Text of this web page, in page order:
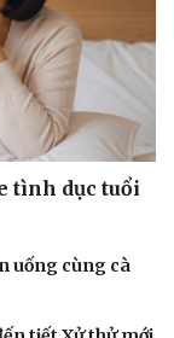
tình dục tuổi
uống cùng cà